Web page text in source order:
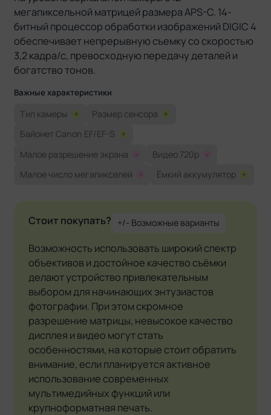
мегапиксельной матрицей размера APS-C. 14-
битный процессор обработки изображений DIGIC 4
обеспечивает непрерывную съемку со скоростью
3,2 кадра/с, превосходную передачу деталей и
богатство тонов.
Важные характеристики
Тип камеры + Размер сенсора +
Байонет Canon EF/EF-S +
Малое разрешение экрана
- Видео 720p -
Малое число мегапикселей
- Ёмкий аккумулятор +
Стоит покупать? +/- Возможные варианты
Возможность использовать широкий спектр
объективов и достойное качество съёмки
делают устройство привлекательным
выбором для начинающих энтузиастов
фотографии. При этом скромное
разрешение матрицы, невысокое качество
дисплея и видео могут стать
особенностями, на которые стоит обратить
внимание, если планируется активное
использование современных
мультимедийных функций или
крупноформатная печать.